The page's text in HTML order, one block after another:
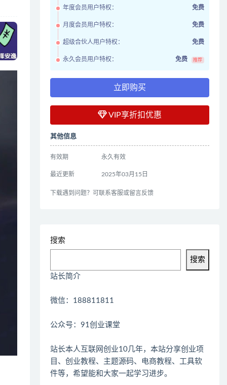
年度会员用户特权： 免费
月度会员用户特权： 免费
超级合伙人用户特权： 免费
永久会员用户特权： 免费 推荐
立即购买
VIP享折扣优惠
其他信息
有效期 永久有效
最近更新 2025年03月15日
下载遇到问题？可联系客服或留言反馈
搜索
搜索
站长简介
微信：188811811
公众号：91创业课堂
站长本人互联网创业10几年，本站分享创业项
目、创业教程、主题源码、电商教程、工具软
件等，希望能和大家一起学习进步。